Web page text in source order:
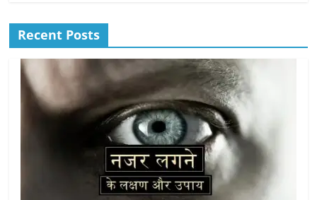
Recent Posts